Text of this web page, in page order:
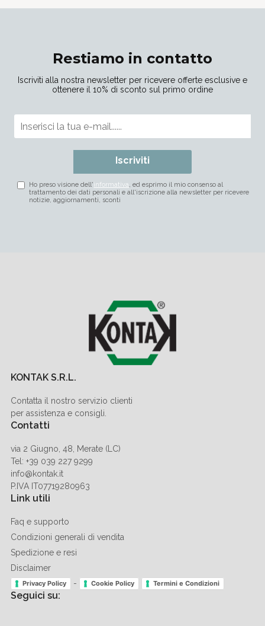
Restiamo in contatto
Iscriviti alla nostra newsletter per ricevere offerte esclusive e
ottenere il 10% di sconto sul primo ordine
Iscriviti
Ho preso visione dell'informativa, ed esprimo il mio consenso al
trattamento dei dati personali e all'iscrizione alla newsletter per ricevere
notizie, aggiornamenti, sconti
KONTAK S.R.L.
Contatta il nostro servizio clienti
per assistenza e consigli.
Contatti
via 2 Giugno, 48, Merate (LC)
Tel: +39 039 227 9299
info@kontak.it
P.IVA IT07719280963
Link utili
Faq e supporto
Condizioni generali di vendita
Spedizione e resi
Disclaimer
Privacy Policy - Cookie Policy Termini e Condizioni
Seguici su: